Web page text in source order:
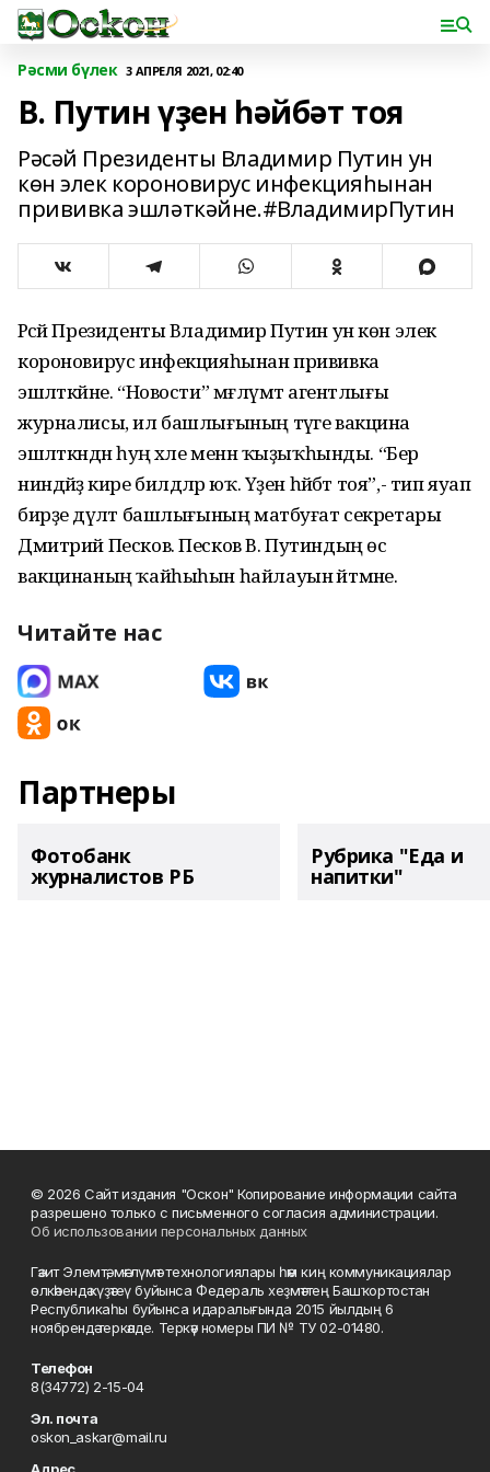
Рәсми бүлек 3 АПРЕЛЯ 2021, 02:40
В. Путин үҙен һәйбәт тоя
Рәсәй Президенты Владимир Путин ун
көн элек короновирус инфекцияһынан
прививка эшләткәйне.#ВладимирПутин
Рәсәй Президенты Владимир Путин ун көн элек
короновирус инфекцияһынан прививка
эшләткәйне. “Новости” мәғлүмәт агентлығы
журналисы, ил башлығының тәүге вакцина
эшләткәндән һуң хәле менән ҡыҙыҡһынды. “Бер
ниндәйҙә кире билдәләр юҡ. Үҙен һәйбәт тоя”,- тип яуап
бирҙе дәүләт башлығының матбуғат секретары
Дмитрий Песков. Песков В. Путиндың өс
вакцинаның ҡайһыһын һайлауын әйтмәне.
Читайте нас
Партнеры
Фотобанк
журналистов РБ
Рубрика "Еда и
напитки"
© 2026 Сайт издания "Оскон" Копирование информации сайта
разрешено только с письменного согласия администрации.
Об использовании персональных данных
Гәзит Элемтә, мәғлүмәт технологиялары һәм киң коммуникациялар
өлкәһендә күҙәтеү буйынса Федераль хеҙмәттең Башҡортостан
Республикаһы буйынса идаралығында 2015 йылдың 6
ноябрендә теркәлде. Теркәү номеры ПИ № ТУ 02-01480.
Телефон
8(34772) 2-15-04
Эл. почта
oskon_askar@mail.ru